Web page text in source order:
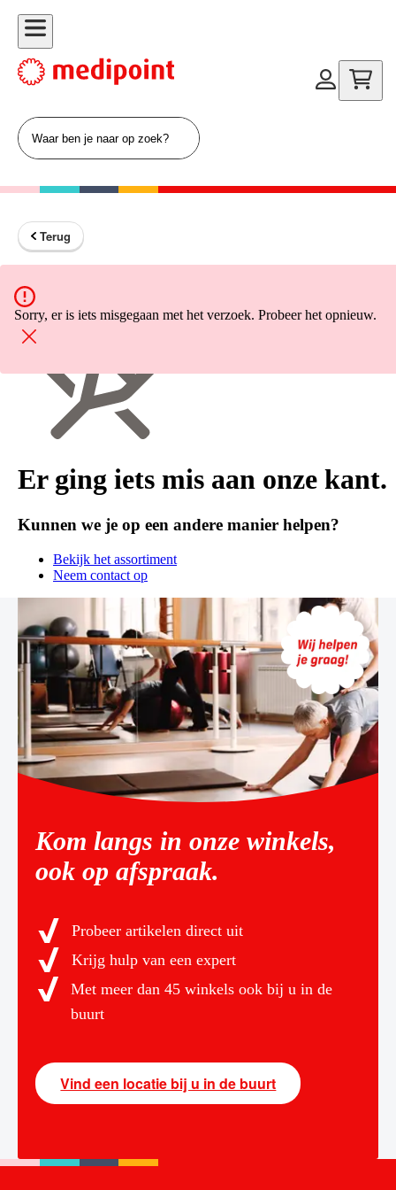
Terug
Sorry, er is iets misgegaan met het verzoek. Probeer het opnieuw.
Er ging iets mis aan onze kant.
Kunnen we je op een andere manier helpen?
Bekijk het assortiment
Neem contact op
Kom langs in onze winkels,
ook op afspraak.
Probeer artikelen direct uit
Krijg hulp van een expert
Met meer dan 45 winkels ook bij u in de
buurt
Vind een locatie bij u in de buurt